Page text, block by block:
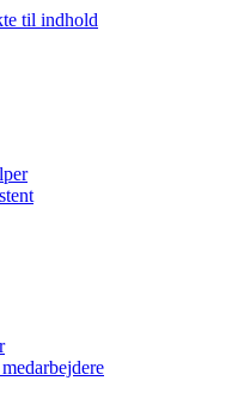
til indhold